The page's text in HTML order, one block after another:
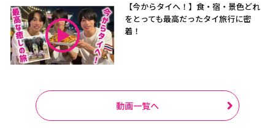
【今からタイへ！】食・宿・景色どれ
をとっても最高だったタイ旅行に密
着！
動画一覧へ